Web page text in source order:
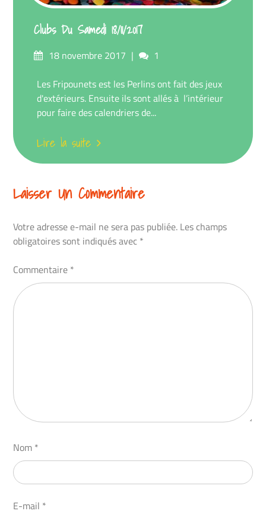
Clubs Du Samedi 18/11/2017
Posté18 novembre 2017 commentaires
1
Les Fripounets est les Perlins ont fait des jeux
d'extérieurs. Ensuite ils sont allés à l’intérieur
pour faire des calendriers de...
Lire la suite
Laisser Un Commentaire
Votre adresse e-mail ne sera pas publiée. Les champs
obligatoires sont indiqués avec *
Commentaire *
Nom *
E-mail *